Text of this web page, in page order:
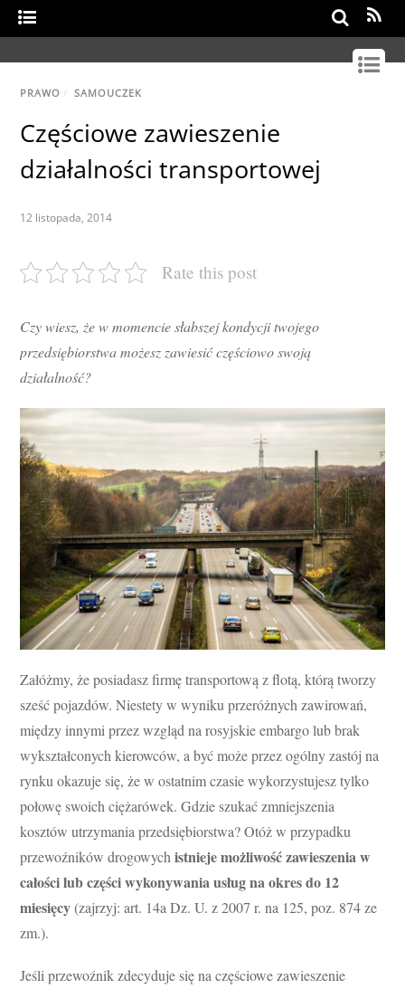
PRAWO / SAMOUCZEK
Częściowe zawieszenie
działalności transportowej
12 listopada, 2014
Rate this post
Czy wiesz, że w momencie słabszej kondycji twojego
przedsiębiorstwa możesz zawiesić częściowo swoją
działalność?
Załóżmy, że posiadasz firmę transportową z flotą, którą tworzy
sześć pojazdów. Niestety w wyniku przeróżnych zawirowań,
między innymi przez wzgląd na rosyjskie embargo lub brak
wykształconych kierowców, a być może przez ogólny zastój na
rynku okazuje się, że w ostatnim czasie wykorzystujesz tylko
połowę swoich ciężarówek. Gdzie szukać zmniejszenia
kosztów utrzymania przedsiębiorstwa? Otóż w przypadku
przewoźników drogowychistnieje możliwość zawieszenia w
całości lub części wykonywania usług na okres do 12
miesięcy(zajrzyj: art. 14a Dz. U. z 2007 r. na 125, poz. 874 ze
zm.).
Jeśli przewoźnik zdecyduje się na częściowe zawieszenie